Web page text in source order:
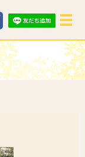
メ